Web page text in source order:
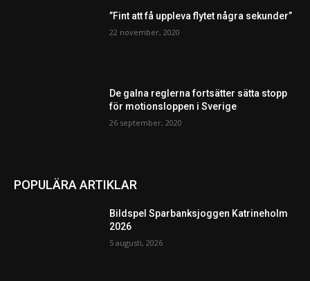
”Fint att få uppleva flytet några sekunder”
22 november, 2020
De galna reglerna fortsätter sätta stopp
för motionsloppen i Sverige
26 september, 2020
POPULÄRA ARTIKLAR
Bildspel Sparbanksjoggen Katrineholm
2026
5 augusti, 2026